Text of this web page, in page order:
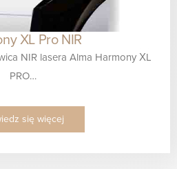
XL Pro NIR
NIR lasera Alma Harmony XL
PRO…
się więcej